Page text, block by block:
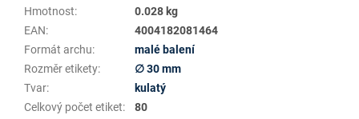
Hmotnost:
0.028 kg
EAN:
4004182081464
Formát archu:
malé balení
Rozměr etikety:
∅ 30 mm
Tvar:
kulatý
Celkový počet etiket:
80